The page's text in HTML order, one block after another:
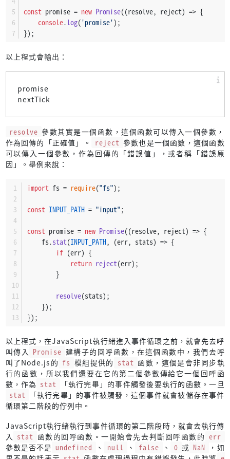
const promise = new Promise((resolve, reject) => {
console. log('promise');
});
以上程式會輸出：
promise
nextTick
resolve 參數其實是一個函數，這個函數可以傳入一個參數，
作為回傳的「正確值」。
reject 參數也是一個函數，這個函數
可以傳入一個參數，作為回傳的「錯誤值」，或者稱「錯誤原
因」。舉例來說：
import fs = require("fs");
const INPUT_PATH = "input";
const promise = new Promise((resolve, reject) => {
    fs.
stat(INPUT_PATH, (err, stats) => {
if (err) {
return reject(err);
        }
resolve(stats);
    });
});
以上程式，在JavaScript執行緒進入事件循環之前，就會先去呼
叫傳入 Promise 建構子的回呼函數，在這個函數中，我們去呼
叫了Node.js的 fs 模組提供的 stat 函數，這個是會非同步執
行的函數，所以我們還要在它的第二個參數傳給它一個回呼函
數，作為 stat
「執行完畢」的事件觸發後要執行的函數。一旦
stat
「執行完畢」的事件被觸發，這個事件就會被儲存在事件
循環第二階段的佇列中。
JavaScript執行緒執行到事件循環的第二階段時，就會去執行傳
入 stat 函數的回呼函數。一開始會先去判斷回呼函數的 err
參數是否不是 undefined 、 null 、 false 、 0 或 NaN
，如